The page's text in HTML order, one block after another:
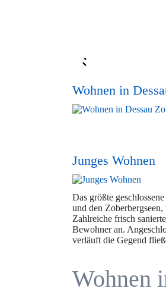
Wohnen in
Junges Wohnen
Das größte
und den
Zahlreiche frisch
Bewohner an.
verläuft die Gegend
Wohnen